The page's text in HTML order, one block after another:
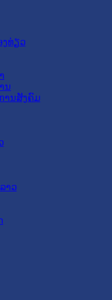
ງທ່ຽວ
ນ
ານສັງຄົມ
າວ